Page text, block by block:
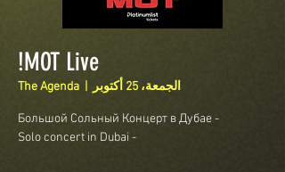
MOT Live!
الجمعة، 25 أكتوبر The Agenda
- Solo concert in Dubai